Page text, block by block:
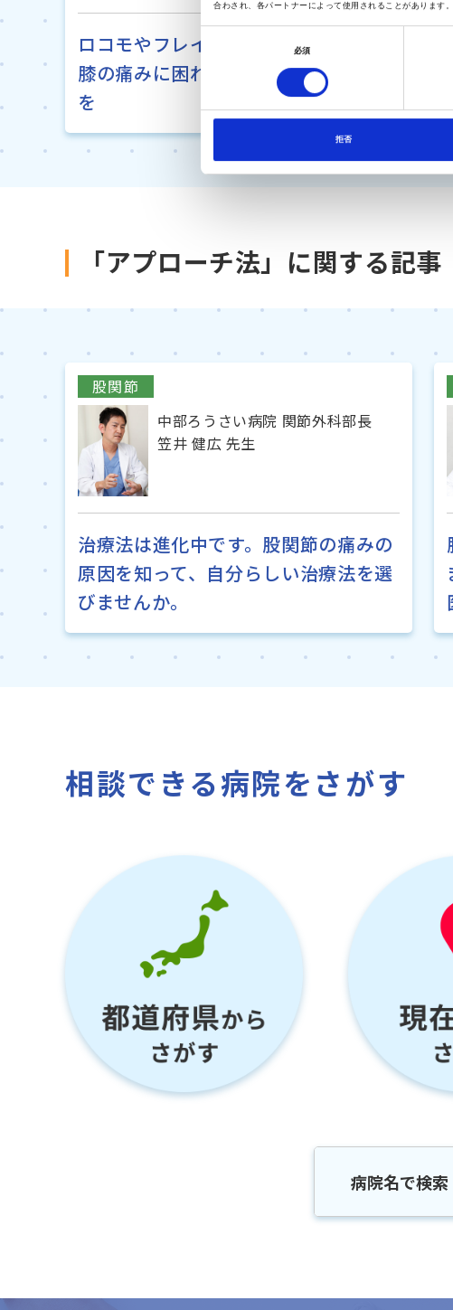
合わされ、各パートナーによって使用されることがあります。
必須
拒否
ロコモやフレイルを予防するためにも
膝の痛みに困れば早めに専門医に相談
を
「アプローチ法」に関する記事
股関節
中部ろうさい病院 関節外科部長
笠井 健広 先生
治療法は進化中です。股関節の痛みの
原因を知って、自分らしい治療法を選
びませんか。
相談できる病院をさがす